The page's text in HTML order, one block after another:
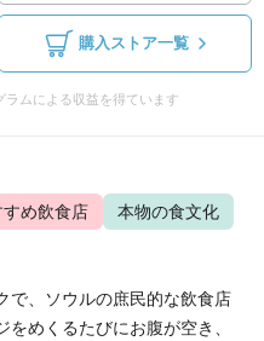
購入ストア一覧
ムによる収益を得ています
め飲食店
本物の食文化
で、ソウルの庶民的な飲食店
めくるたびにお腹が空き、